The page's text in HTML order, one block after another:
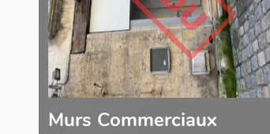
Murs Commerciaux